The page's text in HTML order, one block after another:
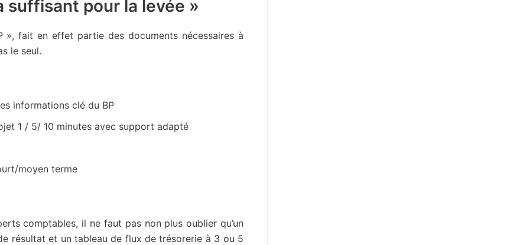
suffisant pour la levée »
», fait en effet partie des documents nécessaires à
le seul.
informations clé du BP
1 / 5/ 10 minutes avec support adapté
moyen terme
comptables, il ne faut pas non plus oublier qu’un
résultat et un tableau de flux de trésorerie à 3 ou 5